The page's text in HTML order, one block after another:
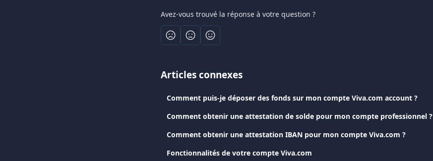
Avez-vous trouvé la réponse à votre question ?
Articles connexes
Comment puis-je déposer des fonds sur mon compte Viva.com account ?
Comment obtenir une attestation de solde pour mon compte professionnel ?
Comment obtenir une attestation IBAN pour mon compte Viva.com ?
Fonctionnalités de votre compte Viva.com